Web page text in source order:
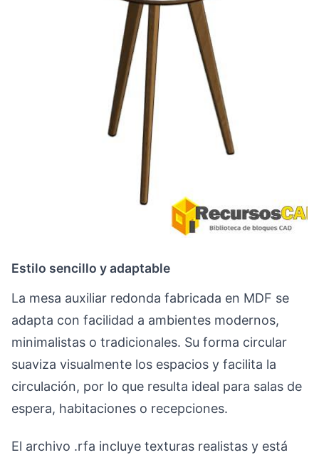
Estilo sencillo y adaptable
La mesa auxiliar redonda fabricada en MDF se
adapta con facilidad a ambientes modernos,
minimalistas o tradicionales. Su forma circular
suaviza visualmente los espacios y facilita la
circulación, por lo que resulta ideal para salas de
espera, habitaciones o recepciones.
El archivo .rfa incluye texturas realistas y está